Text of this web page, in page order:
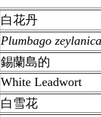
白花丹
Plumbago zeylanica
錫蘭島的
White Leadwort
白雪花